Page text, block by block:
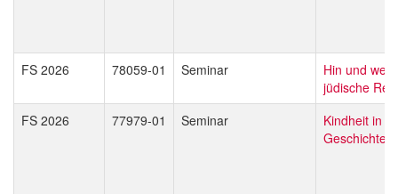
FS 2026 78059-01 Seminar
Hin und weg
jüdische
FS 2026
77979-01 Seminar
Kindheit in
Geschichte